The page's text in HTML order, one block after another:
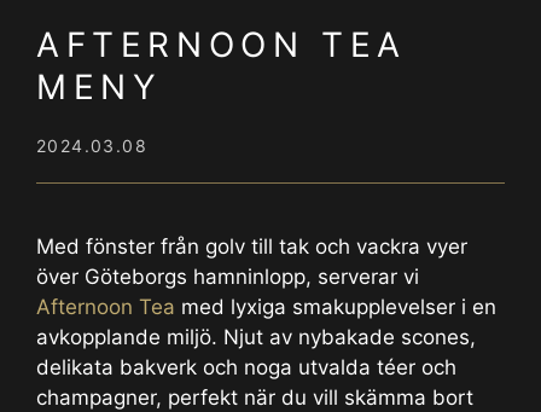
AFTERNOON TEA
MENY
2024.03.08
Med fönster från golv till tak och vackra vyer
över Göteborgs hamninlopp, serverar vi
Afternoon Tea med lyxiga smakupplevelser i en
avkopplande miljö. Njut av nybakade scones,
delikata bakverk och noga utvalda téer och
champagner, perfekt när du vill skämma bort